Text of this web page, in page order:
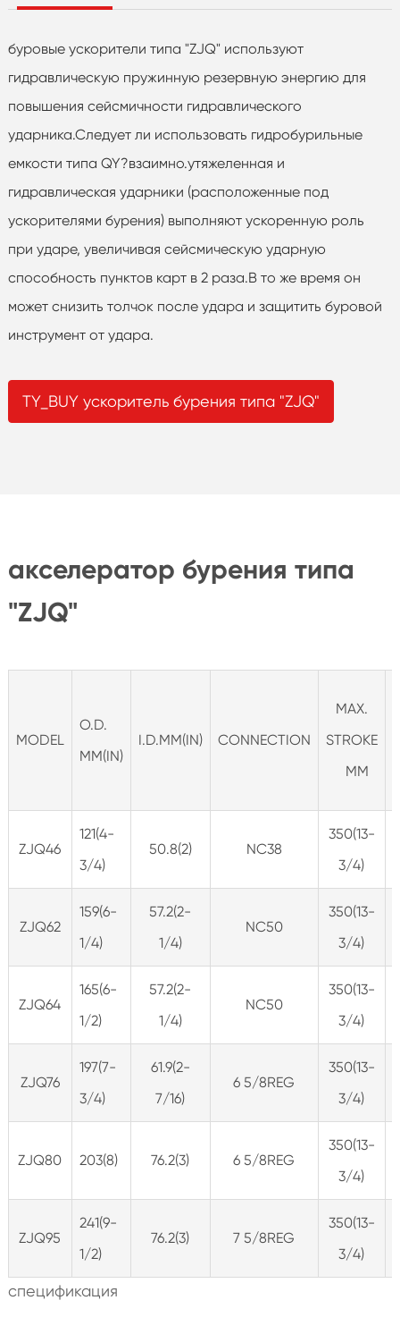
буровые ускорители типа "ZJQ" используют
гидравлическую пружинную резервную энергию для
повышения сейсмичности гидравлического
ударника.Следует ли использовать гидробурильные
емкости типа QY?взаимно.утяжеленная и
гидравлическая ударники (расположенные под
ускорителями бурения) выполняют ускоренную роль
при ударе, увеличивая сейсмическую ударную
способность пунктов карт в 2 раза.В то же время он
может снизить толчок после удара и защитить буровой
инструмент от удара.
TY_BUY ускоритель бурения типа "ZJQ"
акселератор бурения типа
"ZJQ"
MODEL
O.D.
MM(IN)
I.D.MM(IN) CONNECTION
MAX.
STROKE
MM
ZJQ46
121(4-
3/4)
50.8(2) NC38
350(13-
3/4)
ZJQ62
159(6-
1/4)
57.2(2-
1/4)
NC50
350(13-
3/4)
ZJQ64
165(6-
1/2)
57.2(2-
1/4)
NC50
350(13-
3/4)
ZJQ76
197(7-
3/4)
61.9(2-
7/16)
6 5/8REG
350(13-
3/4)
ZJQ80 203(8) 76.2(3) 6 5/8REG
350(13-
3/4)
ZJQ95
241(9-
1/2)
76.2(3) 7 5/8REG
350(13-
3/4)
спецификация